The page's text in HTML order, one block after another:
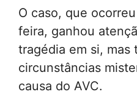
O caso, que
feira, ganhou
tragédia em si, mas
circunstâncias
causa do AVC.